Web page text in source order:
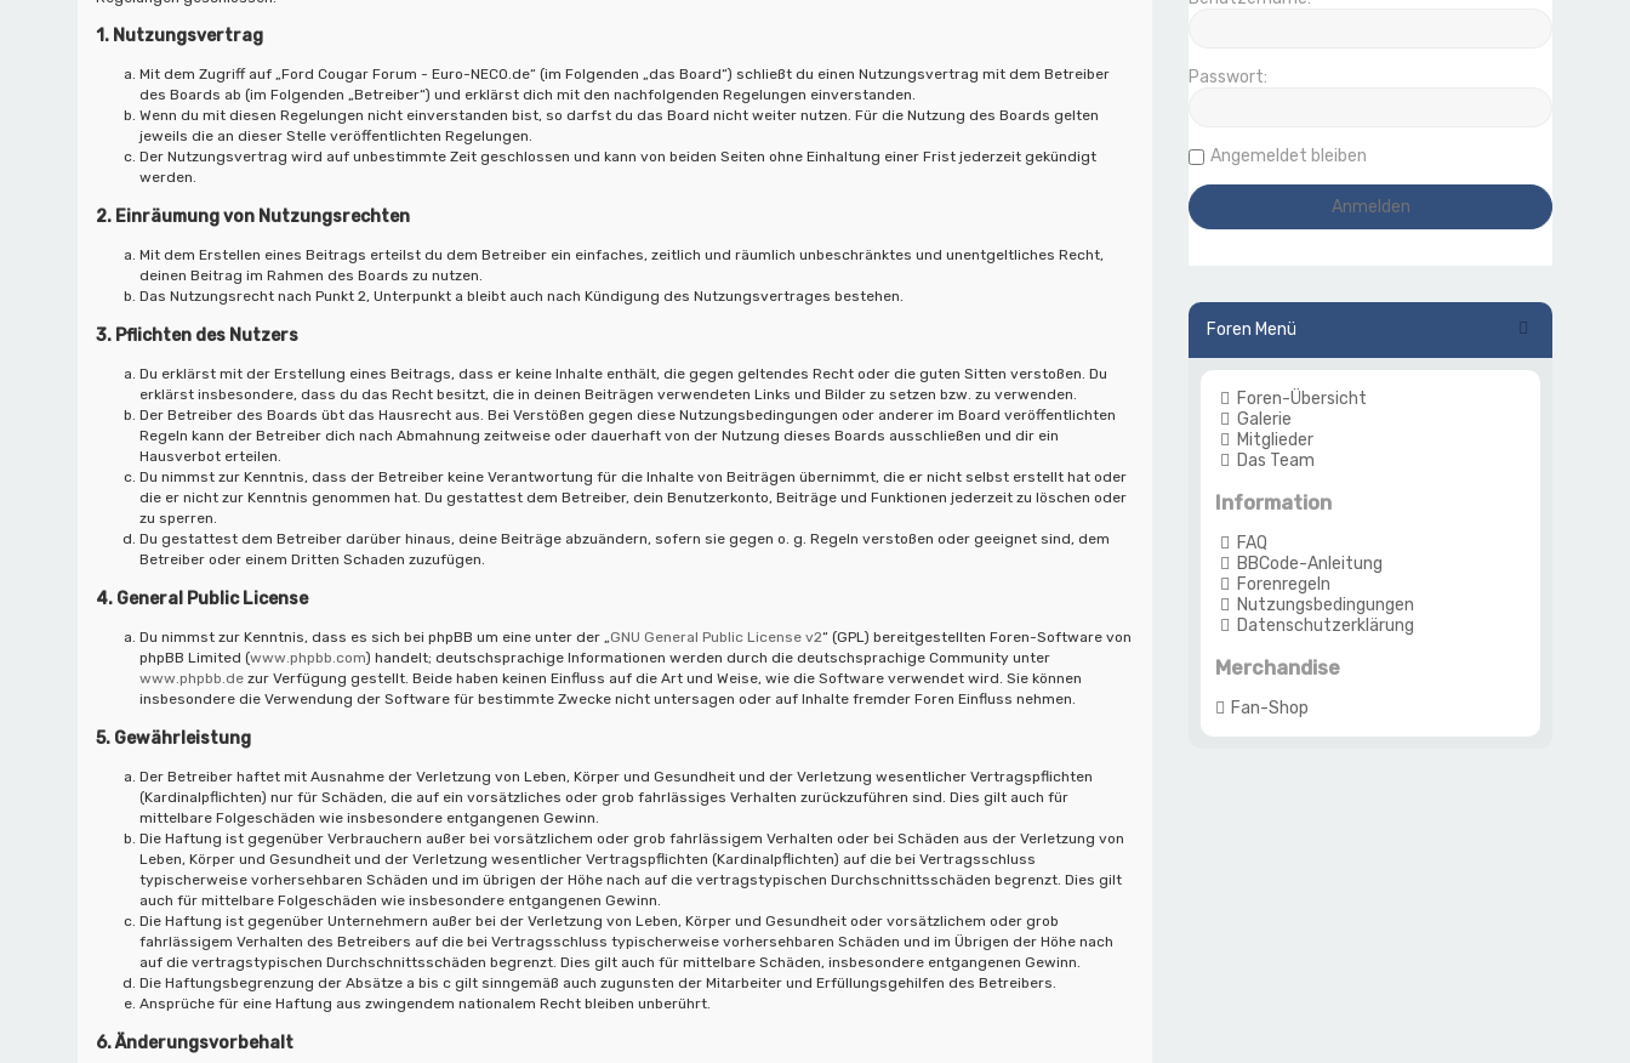
1. Nutzungsvertrag
Mit dem Zugriff auf „Ford Cougar Forum - Euro-NECO.de“ (im Folgenden „das Board“) schließt du einen Nutzungsvertrag mit dem Betreiber
des Boards ab (im Folgenden „Betreiber“) und erklärst dich mit den nachfolgenden Regelungen einverstanden.
Wenn du mit diesen Regelungen nicht einverstanden bist, so darfst du das Board nicht weiter nutzen. Für die Nutzung des Boards gelten
jeweils die an dieser Stelle veröffentlichten Regelungen.
Der Nutzungsvertrag wird auf unbestimmte Zeit geschlossen und kann von beiden Seiten ohne Einhaltung einer Frist jederzeit gekündigt
werden.
2. Einräumung von Nutzungsrechten
Mit dem Erstellen eines Beitrags erteilst du dem Betreiber ein einfaches, zeitlich und räumlich unbeschränktes und unentgeltliches Recht,
deinen Beitrag im Rahmen des Boards zu nutzen.
Das Nutzungsrecht nach Punkt 2, Unterpunkt a bleibt auch nach Kündigung des Nutzungsvertrages bestehen.
3. Pflichten des Nutzers
Du erklärst mit der Erstellung eines Beitrags, dass er keine Inhalte enthält, die gegen geltendes Recht oder die guten Sitten verstoßen. Du
erklärst insbesondere, dass du das Recht besitzt, die in deinen Beiträgen verwendeten Links und Bilder zu setzen bzw. zu verwenden.
Der Betreiber des Boards übt das Hausrecht aus. Bei Verstößen gegen diese Nutzungsbedingungen oder anderer im Board veröffentlichten
Regeln kann der Betreiber dich nach Abmahnung zeitweise oder dauerhaft von der Nutzung dieses Boards ausschließen und dir ein
Hausverbot erteilen.
Du nimmst zur Kenntnis, dass der Betreiber keine Verantwortung für die Inhalte von Beiträgen übernimmt, die er nicht selbst erstellt hat oder
die er nicht zur Kenntnis genommen hat. Du gestattest dem Betreiber, dein Benutzerkonto, Beiträge und Funktionen jederzeit zu löschen oder
zu sperren.
Du gestattest dem Betreiber darüber hinaus, deine Beiträge abzuändern, sofern sie gegen o. g. Regeln verstoßen oder geeignet sind, dem
Betreiber oder einem Dritten Schaden zuzufügen.
4. General Public License
Du nimmst zur Kenntnis, dass es sich bei phpBB um eine unter der „GNU General Public License v2“ (GPL) bereitgestellten Foren-Software von
phpBB Limited (www.phpbb.com) handelt; deutschsprachige Informationen werden durch die deutschsprachige Community unter
www.phpbb.dezur Verfügung gestellt. Beide haben keinen Einfluss auf die Art und Weise, wie die Software verwendet wird. Sie können
insbesondere die Verwendung der Software für bestimmte Zwecke nicht untersagen oder auf Inhalte fremder Foren Einfluss nehmen.
5. Gewährleistung
Der Betreiber haftet mit Ausnahme der Verletzung von Leben, Körper und Gesundheit und der Verletzung wesentlicher Vertragspflichten
(Kardinalpflichten) nur für Schäden, die auf ein vorsätzliches oder grob fahrlässiges Verhalten zurückzuführen sind. Dies gilt auch für
mittelbare Folgeschäden wie insbesondere entgangenen Gewinn.
Die Haftung ist gegenüber Verbrauchern außer bei vorsätzlichem oder grob fahrlässigem Verhalten oder bei Schäden aus der Verletzung von
Leben, Körper und Gesundheit und der Verletzung wesentlicher Vertragspflichten (Kardinalpflichten) auf die bei Vertragsschluss
typischerweise vorhersehbaren Schäden und im übrigen der Höhe nach auf die vertragstypischen Durchschnittsschäden begrenzt. Dies gilt
auch für mittelbare Folgeschäden wie insbesondere entgangenen Gewinn.
Die Haftung ist gegenüber Unternehmern außer bei der Verletzung von Leben, Körper und Gesundheit oder vorsätzlichem oder grob
fahrlässigem Verhalten des Betreibers auf die bei Vertragsschluss typischerweise vorhersehbaren Schäden und im Übrigen der Höhe nach
auf die vertragstypischen Durchschnittsschäden begrenzt. Dies gilt auch für mittelbare Schäden, insbesondere entgangenen Gewinn.
Die Haftungsbegrenzung der Absätze a bis c gilt sinngemäß auch zugunsten der Mitarbeiter und Erfüllungsgehilfen des Betreibers.
Ansprüche für eine Haftung aus zwingendem nationalem Recht bleiben unberührt.
6. Änderungsvorbehalt
Passwort:
Angemeldet bleiben
Foren Menü
Foren-Übersicht
Galerie
Mitglieder
Das Team
Information
FAQ
BBCode-Anleitung
Forenregeln
Nutzungsbedingungen
Datenschutzerklärung
Merchandise
Fan-Shop